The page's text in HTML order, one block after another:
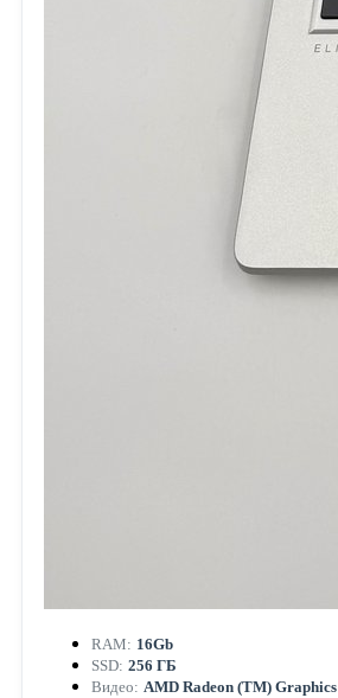
RAM: 16Gb
SSD: 256 ГБ
Видео: AMD Radeon (TM) Graphics